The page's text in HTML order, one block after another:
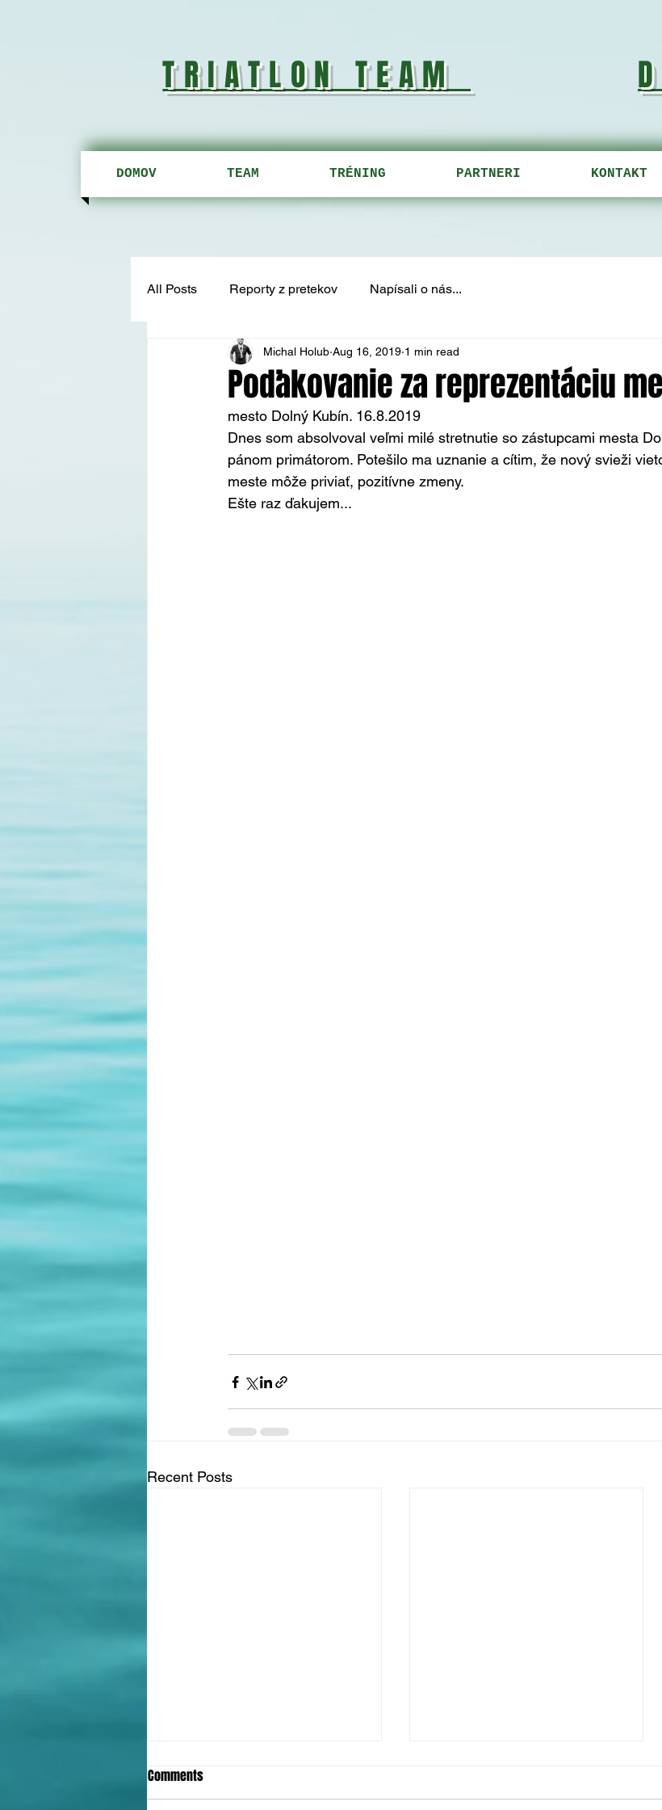
TRIATLON TEAM
DOMOV TEAM TRÉNING PARTNERI KONTAKT
All Posts Reporty z pretekov Napísali o nás...
Poďakovanie za reprezentáciu
Michal Holub Aug 16, 2019 1 min read
mesto Dolný Kubín. 16.8.2019
Dnes som absolvoval veľmi milé stretnutie so zástupcami mesta
pánom primátorom. Potešilo ma uznanie a cítim, že nový svieži
meste môže priviať, pozitívne zmeny.
Ešte raz ďakujem...
Recent Posts
Comments